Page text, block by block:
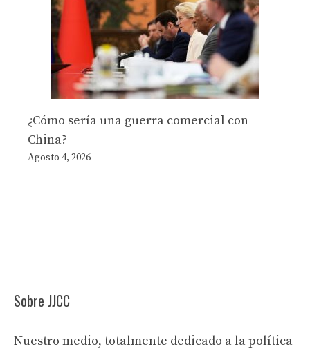
¿Cómo sería una guerra comercial con
China?
Agosto 4, 2026
Sobre JJCC
Nuestro medio, totalmente dedicado a la política